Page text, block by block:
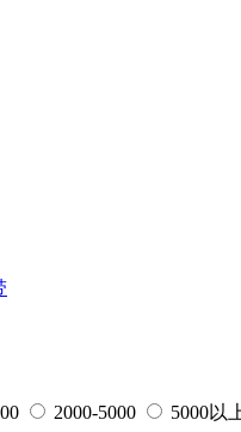
2000-5000 5000以